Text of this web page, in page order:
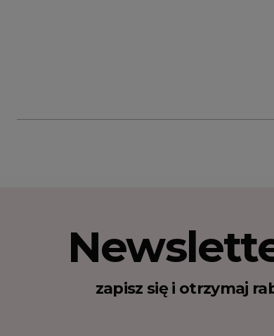
zapisz się i otrzymaj